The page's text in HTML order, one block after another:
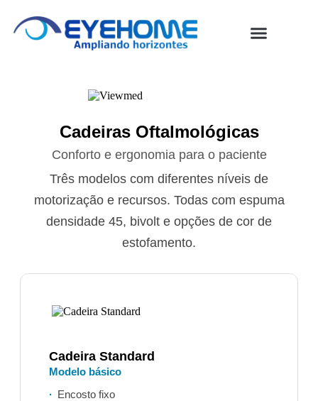
Cadeiras Oftalmológicas
Conforto e ergonomia para o paciente
Três modelos com diferentes níveis de
motorização e recursos. Todas com espuma
densidade 45, bivolt e opções de cor de
estofamento.
Cadeira Standard
Modelo básico
Encosto fixo